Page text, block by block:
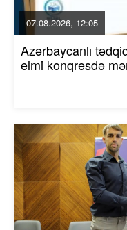
07.08.2026, 12:05
Azərbaycanlı
elmi konqresdə